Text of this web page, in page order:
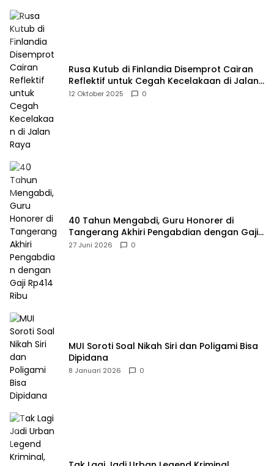
Rusa Kutub di Finlandia Disemprot Cairan
Reflektif untuk Cegah Kecelakaan di Jalan
Raya
12 Oktober 2025 0
40 Tahun Mengabdi, Guru Honorer di
Tangerang Akhiri Pengabdian dengan Gaji
Rp414 Ribu
27 Juni 2026 0
MUI Soroti Soal Nikah Siri dan Poligami Bisa
Dipidana
8 Januari 2026 0